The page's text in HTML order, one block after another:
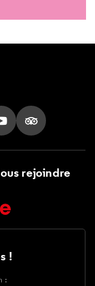
X sur LinkedIn
Suivez nous sur
Suivez nous
rejoindre
!
: